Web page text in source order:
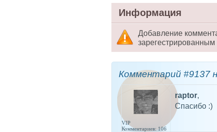
Информация
Добавление
Комментарий #9137
VIP
Комментариев: 106
raptor,
Спасибо :)